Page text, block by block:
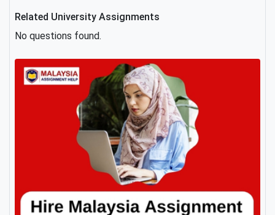
Related University Assignments
No questions found.